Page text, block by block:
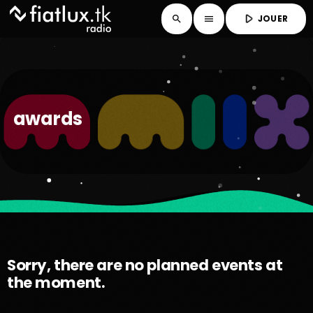
search menu play_arrow JOUER
awards
Sorry, there are no planned events at
the moment.